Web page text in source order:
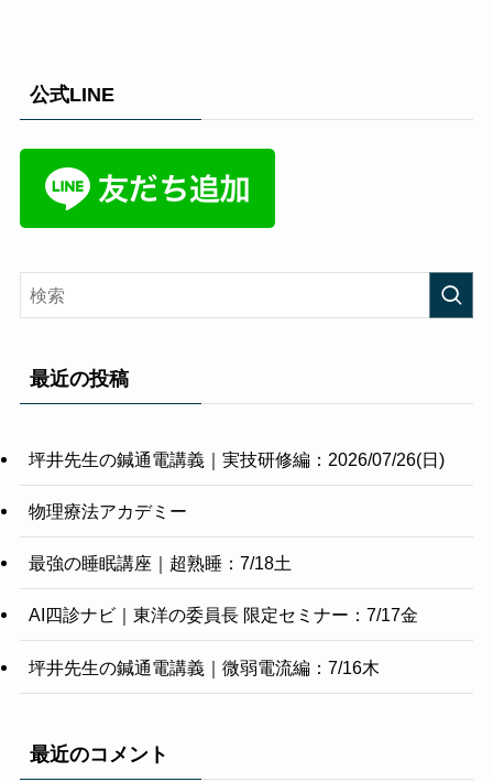
公式LINE
最近の投稿
坪井先生の鍼通電講義｜実技研修編：2026/07/26(日)
物理療法アカデミー
最強の睡眠講座｜超熟睡：7/18土
AI四診ナビ｜東洋の委員長 限定セミナー：7/17金
坪井先生の鍼通電講義｜微弱電流編：7/16木
最近のコメント